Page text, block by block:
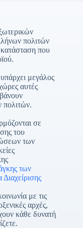
πολιτών
που
μεγάλος
αυτές
πολιτών.
σε
του
των
των
με τις
αρχές,
κάθε δυνατή